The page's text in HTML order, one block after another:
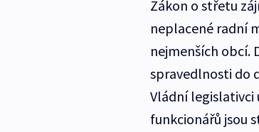
Zákon o střetu
neplacené radní
nejmenších obcí.
spravedlnosti do
Vládní legislativci
funkcionářů jsou